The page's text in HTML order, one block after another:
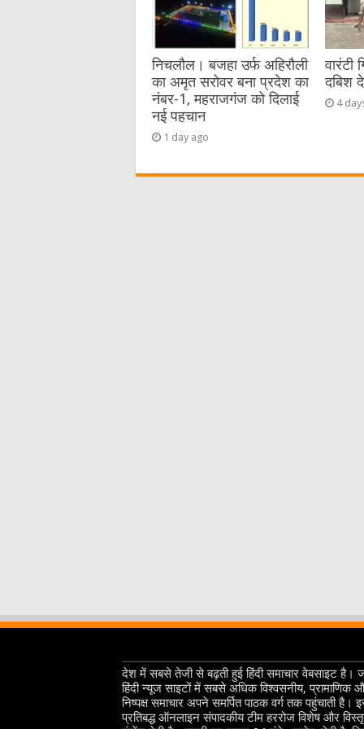
निचलौल। बजहा उर्फ अहिरौली
का अमृत सरोवर बना प्रदेश का
नंबर-1, महराजगंज को दिलाई
नई पहचान
1 day ago
वारंटी
दबिश
4
देश में सबसे तेजी से बढ़ती हुई हिंदी समाचार वेबसाइट है।
हिंदी न्यूज साइटों में सबसे अधिक विश्वसनीय, प्रामाणिक
निष्पक्ष समाचार अपने समर्पित पाठक वर्ग तक पहुंचाती है।
प्रतिबद्ध ऑनलाइन संपादकीय टीम हररोज विशेष और